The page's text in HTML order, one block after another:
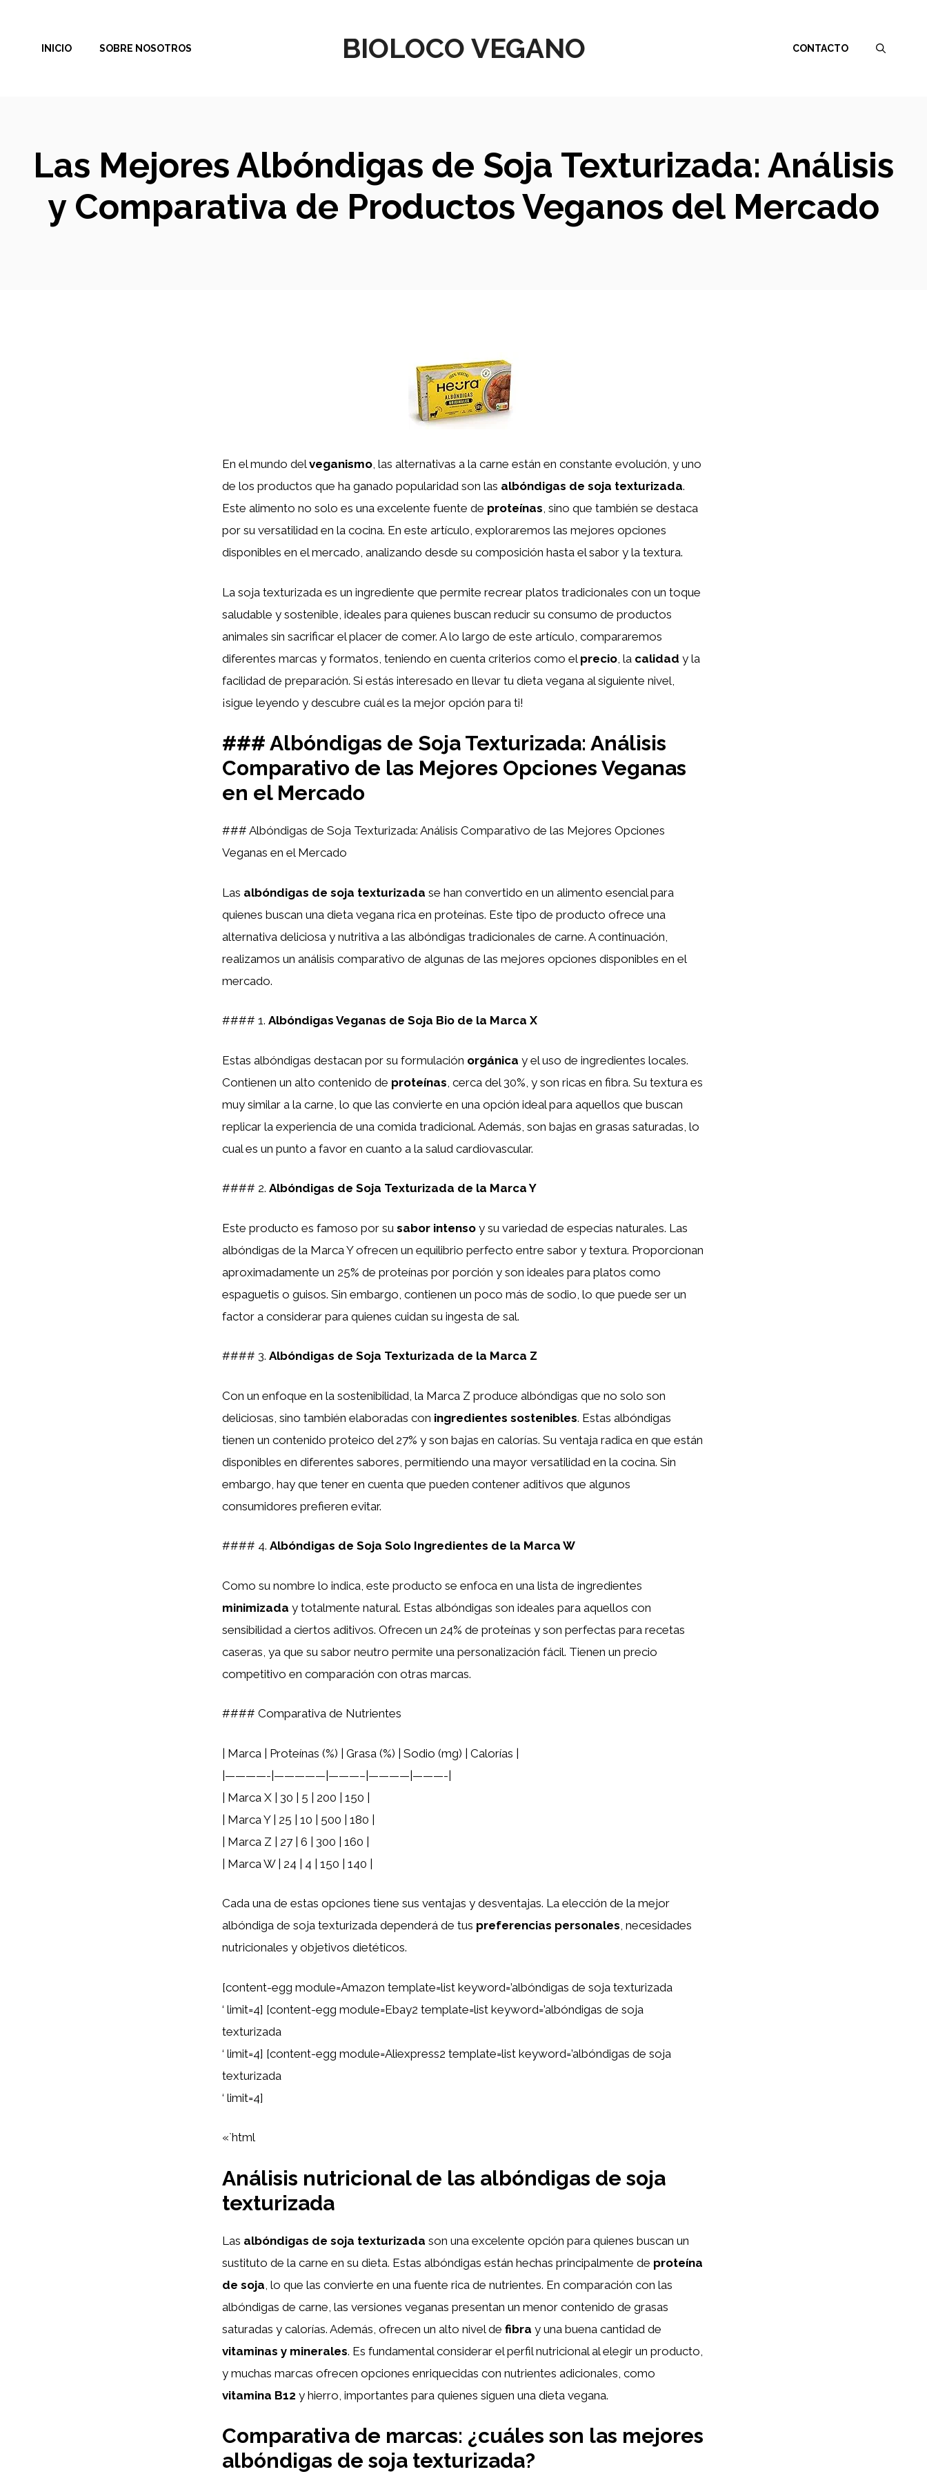
contenido
BIOLOCO VEGANO
INICIO SOBRE NOSOTROS CONTACTO
Las Mejores Albóndigas de Soja Texturizada: Análisis
y Comparativa de Productos Veganos del Mercado
En el mundo delveganismo, las alternativas a la carne están en constante evolución, y uno
de los productos que ha ganado popularidad son las albóndigas de soja texturizada.
Este alimento no solo es una excelente fuente de proteínas, sino que también se destaca
por su versatilidad en la cocina. En este artículo, exploraremos las mejores opciones
disponibles en el mercado, analizando desde su composición hasta el sabor y la textura.
La soja texturizada es un ingrediente que permite recrear platos tradicionales con un toque
saludable y sostenible, ideales para quienes buscan reducir su consumo de productos
animales sin sacrificar el placer de comer. A lo largo de este artículo, compararemos
diferentes marcas y formatos, teniendo en cuenta criterios como el precio , la calidad y la
facilidad de preparación. Si estás interesado en llevar tu dieta vegana al siguiente nivel,
¡sigue leyendo y descubre cuál es la mejor opción para ti!
### Albóndigas de Soja Texturizada: Análisis
Comparativo de las Mejores Opciones Veganas
en el Mercado
### Albóndigas de Soja Texturizada: Análisis Comparativo de las Mejores Opciones
Veganas en el Mercado
Las albóndigas de soja texturizada se han convertido en un alimento esencial para
quienes buscan una dieta vegana rica en proteínas. Este tipo de producto ofrece una
alternativa deliciosa y nutritiva a las albóndigas tradicionales de carne. A continuación,
realizamos un análisis comparativo de algunas de las mejores opciones disponibles en el
mercado.
#### 1. Albóndigas Veganas de Soja Bio de la Marca X
Estas albóndigas destacan por su formulación orgánica y el uso de ingredientes locales.
Contienen un alto contenido de proteínas , cerca del 30%, y son ricas en fibra. Su textura es
muy similar a la carne, lo que las convierte en una opción ideal para aquellos que buscan
replicar la experiencia de una comida tradicional. Además, son bajas en grasas saturadas, lo
cual es un punto a favor en cuanto a la salud cardiovascular.
#### 2. Albóndigas de Soja Texturizada de la Marca Y
Este producto es famoso por su sabor intenso y su variedad de especias naturales. Las
albóndigas de la Marca Y ofrecen un equilibrio perfecto entre sabor y textura. Proporcionan
aproximadamente un 25% de proteínas por porción y son ideales para platos como
espaguetis o guisos. Sin embargo, contienen un poco más de sodio, lo que puede ser un
factor a considerar para quienes cuidan su ingesta de sal.
#### 3. Albóndigas de Soja Texturizada de la Marca Z
Con un enfoque en la sostenibilidad, la Marca Z produce albóndigas que no solo son
deliciosas, sino también elaboradas con ingredientes sostenibles. Estas albóndigas
tienen un contenido proteico del 27% y son bajas en calorías. Su ventaja radica en que están
disponibles en diferentes sabores, permitiendo una mayor versatilidad en la cocina. Sin
embargo, hay que tener en cuenta que pueden contener aditivos que algunos
consumidores prefieren evitar.
#### 4. Albóndigas de Soja Solo Ingredientes de la Marca W
Como su nombre lo indica, este producto se enfoca en una lista de ingredientes
minimizada y totalmente natural. Estas albóndigas son ideales para aquellos con
sensibilidad a ciertos aditivos. Ofrecen un 24% de proteínas y son perfectas para recetas
caseras, ya que su sabor neutro permite una personalización fácil. Tienen un precio
competitivo en comparación con otras marcas.
#### Comparativa de Nutrientes
| Marca | Proteínas (%) | Grasa (%) | Sodio (mg) | Calorías |
|————-|—————|———–|————|———-|
| Marca X | 30 | 5 | 200 | 150 |
| Marca Y | 25 | 10 | 500 | 180 |
| Marca Z | 27 | 6 | 300 | 160 |
| Marca W | 24 | 4 | 150 | 140 |
Cada una de estas opciones tiene sus ventajas y desventajas. La elección de la mejor
albóndiga de soja texturizada dependerá de tus preferencias personales, necesidades
nutricionales y objetivos dietéticos.
[content-egg module=Amazon template=list keyword=’albóndigas de soja texturizada
‘ limit=4] [content-egg module=Ebay2 template=list keyword=’albóndigas de soja
texturizada
‘ limit=4] [content-egg module=Aliexpress2 template=list keyword=’albóndigas de soja
texturizada
‘ limit=4]
«`html
Análisis nutricional de las albóndigas de soja
texturizada
Las albóndigas de soja texturizada son una excelente opción para quienes buscan un
sustituto de la carne en su dieta. Estas albóndigas están hechas principalmente de proteína
de soja , lo que las convierte en una fuente rica de nutrientes. En comparación con las
albóndigas de carne, las versiones veganas presentan un menor contenido de grasas
saturadas y calorías. Además, ofrecen un alto nivel de fibra y una buena cantidad de
vitaminas y minerales. Es fundamental considerar el perfil nutricional al elegir un producto,
y muchas marcas ofrecen opciones enriquecidas con nutrientes adicionales, como
vitamina B12 y hierro, importantes para quienes siguen una dieta vegana.
Comparativa de marcas: ¿cuáles son las mejores
albóndigas de soja texturizada?